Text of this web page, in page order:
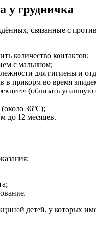
грудничка
связанные с
количество контактов;
с малышом;
для гигиены и
в прикорм во время
(облизать упавшую
36ºС);
до 12 месяцев.
детей, у которых